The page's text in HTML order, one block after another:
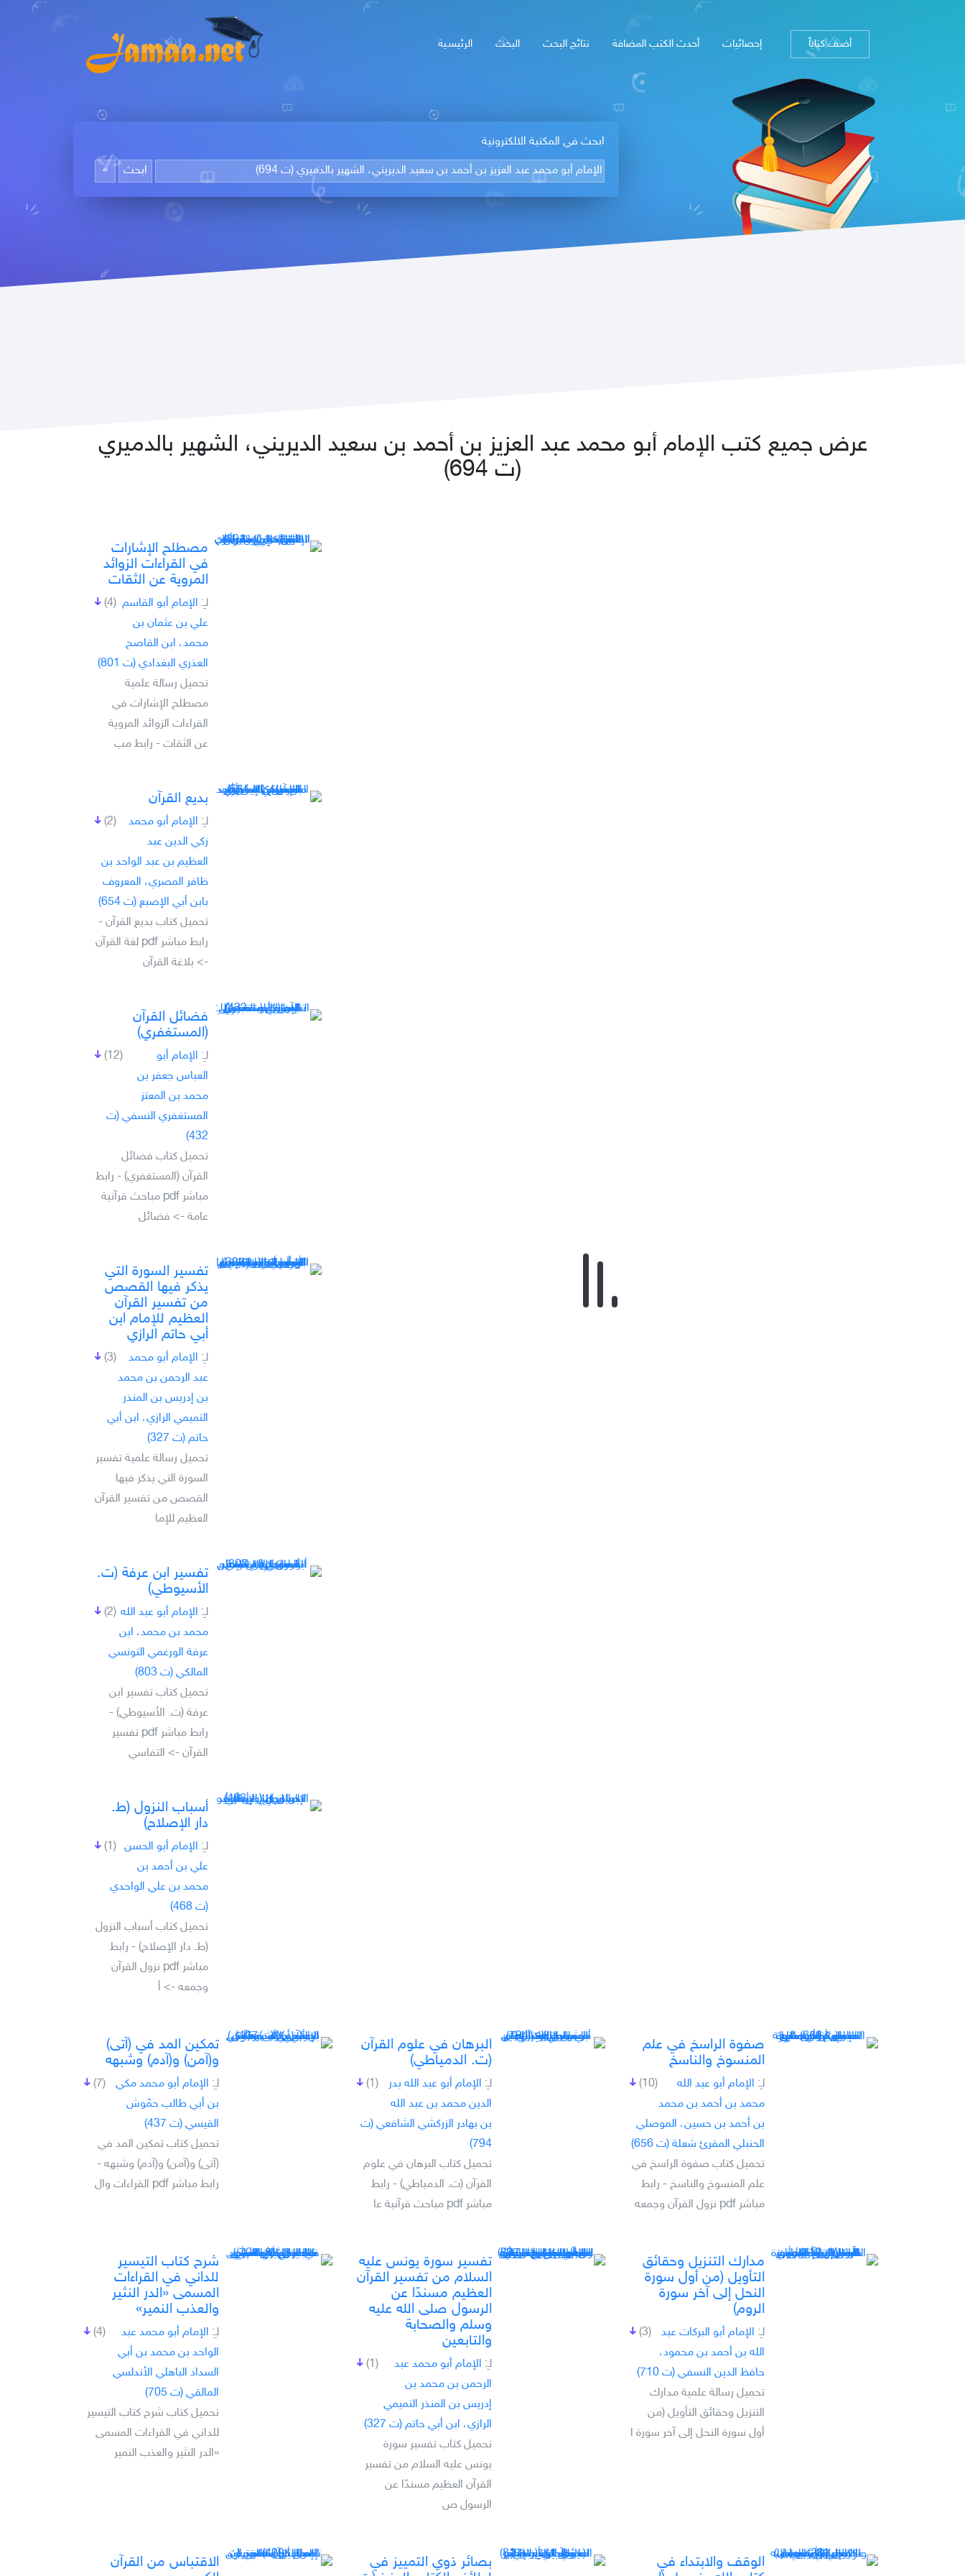
الرئيسـية البحث نتائج البحث أحدث الكتب المضافة إحصائيات أضف كتاباً
ابحث في المكتبة الالكترونية
عرض جميع كتب الإمام أبو محمد عبد العزيز بن أحمد بن سعيد الديريني، الشهير بالدميري
(ت 694)
مصطلح الإشارات
في القراءات الزوائد
المروية عن الثقات
(4) لـِ: الإمام أبو القاسم
علي بن عثمان بن
محمد، ابن القاصح
العذري البغدادي (ت 801)
تحميل رسالة علمية
مصطلح الإشارات في
القراءات الزوائد المروية
عن الثقات - رابط مب
بديع القرآن
(2) لـِ: الإمام أبو محمد
زكي الدين عبد
العظيم بن عبد الواحد بن
ظافر المصري، المعروف
بابن أبي الإصبع (ت 654)
تحميل كتاب بديع القرآن -
رابط مباشر pdf لغة القرآن
-> بلاغة القرآن
فضائل القرآن
(المستغفري)
(12) لـِ: الإمام أبو
العباس جعفر بن
محمد بن المعتز
المستغفري النسفي (ت
432)
تحميل كتاب فضائل
القرآن (المستغفري) - رابط
مباشر pdf مباحث قرآنية
عامة -> فضائل
تفسير السورة التي
يذكر فيها القصص
من تفسير القرآن
العظيم للإمام ابن
أبي حاتم الرازي
(3) لـِ: الإمام أبو محمد
عبد الرحمن بن محمد
بن إدريس بن المنذر
التميمي الرازي، ابن أبي
حاتم (ت 327)
تحميل رسالة علمية تفسير
السورة التي يذكر فيها
القصص من تفسير القرآن
العظيم للإما
تفسير ابن عرفة (ت.
الأسيوطي)
(2) لـِ: الإمام أبو عبد الله
محمد بن محمد، ابن
عرفة الورغمي التونسي
المالكي (ت 803)
تحميل كتاب تفسير ابن
عرفة (ت. الأسيوطي) -
رابط مباشر pdf تفسير
القرآن -> التفاسي
أسباب النزول (ط.
دار الإصلاح)
(1) لـِ: الإمام أبو الحسن
علي بن أحمد بن
محمد بن علي الواحدي
(ت 468)
تحميل كتاب أسباب النزول
(ط. دار الإصلاح) - رابط
مباشر pdf نزول القرآن
وجمعه -> أ
صفوة الراسخ في علم
المنسوخ والناسخ
(10) لـِ: الإمام أبو عبد الله
محمد بن أحمد بن محمد
بن أحمد بن حسين، الموصلي
الحنبلي المقرئ شعلة (ت 656)
تحميل كتاب صفوة الراسخ في
علم المنسوخ والناسخ - رابط
مباشر pdf نزول القرآن وجمعه
البرهان في علوم القرآن
(ت. الدمياطي)
(1) لـِ: الإمام أبو عبد الله بدر
الدين محمد بن عبد الله
بن بهادر الزركشي الشافعي (ت
794)
تحميل كتاب البرهان في علوم
القرآن (ت. الدمياطي) - رابط
مباشر pdf مباحث قرآنية عا
تمكين المد في (آتى)
و(آمن) و(آدم) وشبهه
(7) لـِ: الإمام أبو محمد مكي
بن أبي طالب حمّوش
القيسي (ت 437)
تحميل كتاب تمكين المد في
(آتى) و(آمن) و(آدم) وشبهه -
رابط مباشر pdf القراءات وال
مدارك التنزيل وحقائق
التأويل (من أول سورة
النحل إلى آخر سورة
الروم)
(3) لـِ: الإمام أبو البركات عبد
الله بن أحمد بن محمود،
حافظ الدين النسفي (ت 710)
تحميل رسالة علمية مدارك
التنزيل وحقائق التأويل (من
أول سورة النحل إلى آخر سورة ا
تفسير سورة يونس عليه
السلام من تفسير القرآن
العظيم مسندًا عن
الرسول صلى الله عليه
وسلم والصحابة
والتابعين
(1) لـِ: الإمام أبو محمد عبد
الرحمن بن محمد بن
إدريس بن المنذر التميمي
الرازي، ابن أبي حاتم (ت 327)
تحميل كتاب تفسير سورة
يونس عليه السلام من تفسير
القرآن العظيم مسندًا عن
الرسول ص
شرح كتاب التيسير
للداني في القراءات
المسمى «الدر النثير
والعذب النمير»
(4) لـِ: الإمام أبو محمد عبد
الواحد بن محمد بن أبي
السداد الباهلي الأندلسي
المالقي (ت 705)
تحميل كتاب شرح كتاب التيسير
للداني في القراءات المسمى
«الدر النثير والعذب النمير
الوقف والابتداء في
بصائر ذوي التمييز في
الاقتباس من القرآن